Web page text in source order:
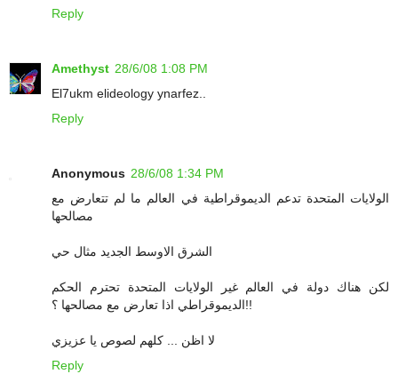
Reply
Amethyst 28/6/08 1:08 PM
El7ukm elideology ynarfez..
Reply
Anonymous 28/6/08 1:34 PM
الولايات المتحدة تدعم الديموقراطية في العالم ما لم تتعارض مع
مصالحها
الشرق الاوسط الجديد مثال حي
لكن هناك دولة في العالم غير الولايات المتحدة تحترم الحكم
الديموقراطي اذا تعارض مع مصالحها ؟!!
لا اظن ... كلهم لصوص يا عزيزي
Reply